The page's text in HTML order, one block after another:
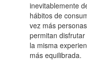
inevitablemente
hábitos de
vez más
permitan
la misma
más equilibrada.